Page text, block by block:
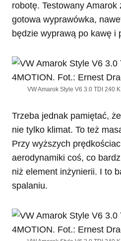
robotę. Testowany
gotowa wyprawówka,
będzie wyprawą po kawę i
VW Amarok Style V6 3.0 TDI 240
Trzeba jednak pamiętać,
nie tylko klimat. To też
Przy wyższych
aerodynamiki coś, co
niż element inżynierii. I to
spalaniu.